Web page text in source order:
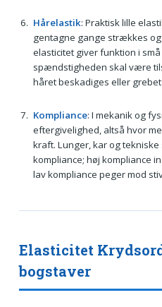
Hårelastik: Praktisk lille
gentagne gange strækkes
elasticitet giver funktion i
spændstigheden skal være
håret beskadiges eller
Kompliance: I mekanik og
eftergivelighed, altså hvor
kraft. Lunger, kar og
kompliance; høj kompliance
lav kompliance peger mod
Elasticitet
bogstaver